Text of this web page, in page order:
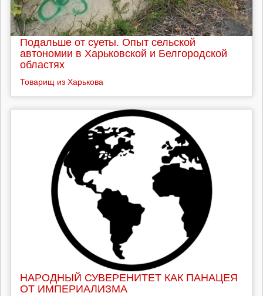
Подальше от суеты. Опыт сельской
автономии в Харьковской и Белгородской
областях
Товарищ из Харькова
НАРОДНЫЙ СУВЕРЕНИТЕТ КАК ПАНАЦЕЯ
ОТ ИМПЕРИАЛИЗМА